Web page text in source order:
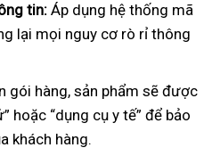
tin: Áp dụng hệ thống mã
lại mọi nguy cơ rò rỉ thông
gói hàng, sản phẩm sẽ được
hoặc “dụng cụ y tế” để bảo
khách hàng.